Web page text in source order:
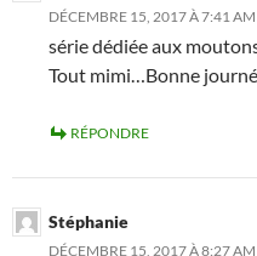
DÉCEMBRE 15, 2017 À 7:41 AM
série dédiée aux
Tout mimi…Bonne
RÉPONDRE
Stéphanie
DÉCEMBRE 15, 2017 À 8:27 AM